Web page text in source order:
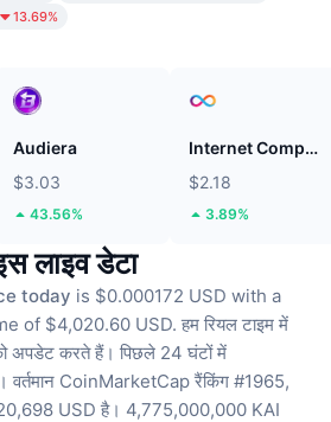
13.69%
Audiera
$3.03
43.56%
Internet Computer
$2.18
3.89%
लाइव डेटा
today is $0.000172 USD with a
of $4,020.60 USD. हम रियल टाइम में
अपडेट करते हैं। पिछले 24 घंटों में
वर्तमान CoinMarketCap रैंकिंग #1965,
USD है। 4,775,000,000 KAI